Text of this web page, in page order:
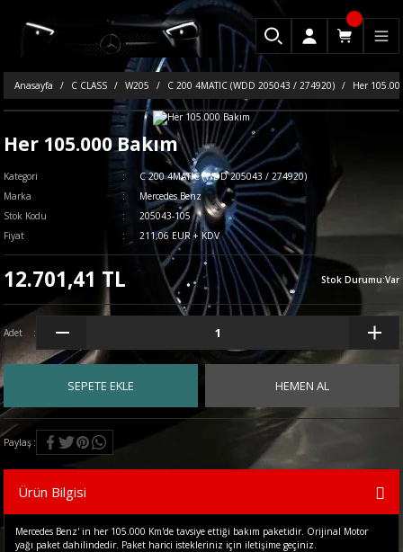
Anasayfa C CLASS W205 C 200 4MATIC (WDD 205043 / 274920) Her
Her 105.000 Bakım
Kategori
C 200 4MATIC (WDD 205043 / 274920)
Marka
Mercedes Benz
Stok Kodu
205043-105
Fiyat
211,06 EUR + KDV
12.701,41 TL Stok Durumu:Var
Adet
SEPETE EKLE HEMEN AL
Paylaş
Ürün Bilgisi
Mercedes Benz' in her 105.000 Km'de tavsiye ettiği bakım paketidir. Orijinal Motor
yağı paket dahilindedir. Paket harici istekleriniz için iletişime geçiniz.